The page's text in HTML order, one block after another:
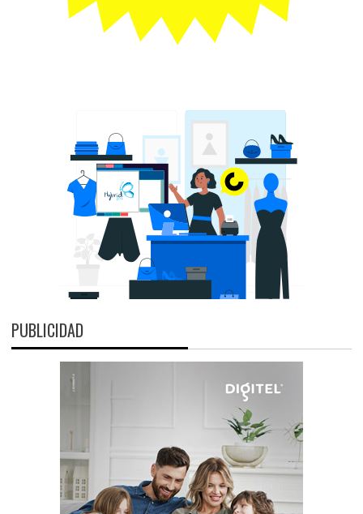
PUBLICIDAD